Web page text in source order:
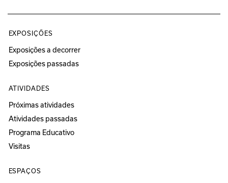
EXPOSIÇÕES
Exposições a decorrer
Exposições passadas
ATIVIDADES
Próximas atividades
Atividades passadas
Programa Educativo
Visitas
ESPAÇOS